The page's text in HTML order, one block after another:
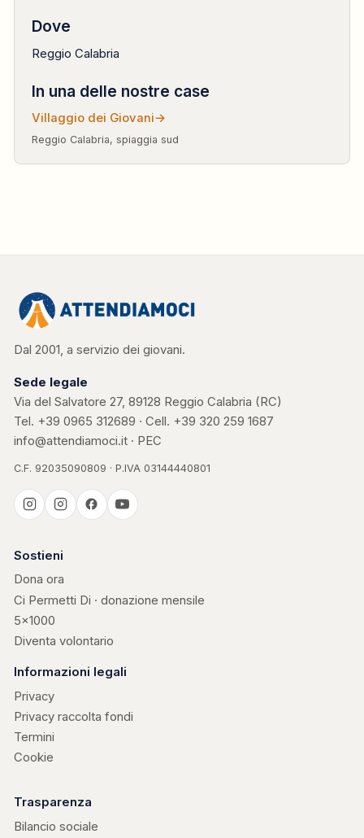
Dove
Reggio Calabria
In una delle nostre case
Villaggio dei Giovani→
Reggio Calabria, spiaggia sud
Dal 2001, a servizio dei giovani.
Sede legale
Via del Salvatore 27, 89128 Reggio Calabria (RC)
Tel. +39 0965 312689 · Cell. +39 320 259 1687
info@attendiamoci.it · PEC
C.F. 92035090809 · P.IVA 03144440801
Casa Kerigma
Sostieni
Dona ora
Ci Permetti Di · donazione mensile
5×1000
Diventa volontario
Informazioni legali
Privacy
Privacy raccolta fondi
Termini
Cookie
Trasparenza
Bilancio sociale